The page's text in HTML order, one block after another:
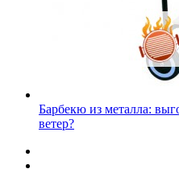
Барбекю из металла:
ветер?